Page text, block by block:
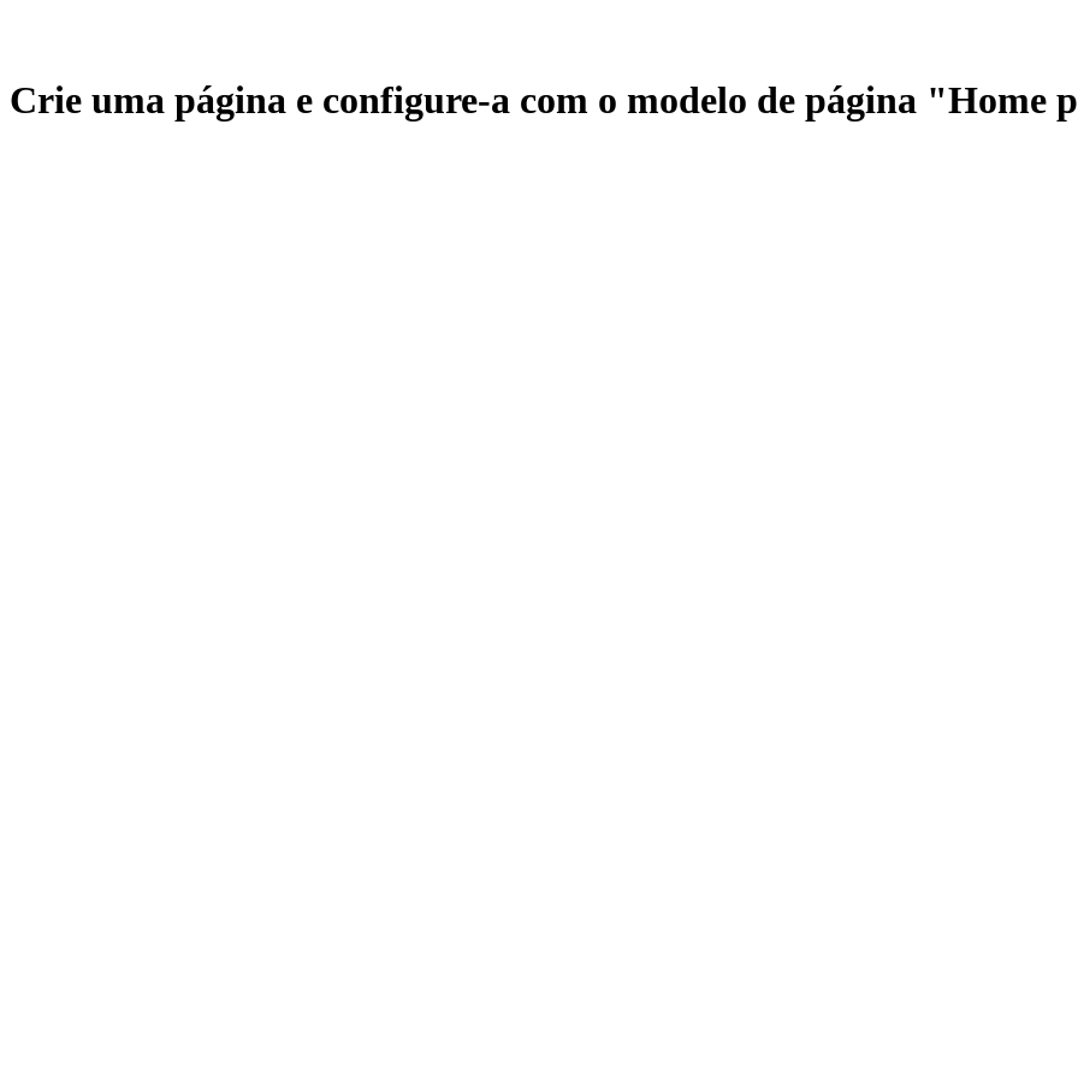
Crie uma página e configure-a com o modelo de página "Home